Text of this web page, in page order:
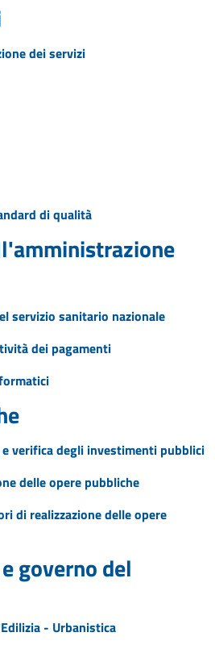
dei servizi
di qualità
servizio sanitario nazionale
dei pagamenti
verifica degli investimenti pubblici
delle opere pubbliche
di realizzazione delle opere
governo del
- Urbanistica